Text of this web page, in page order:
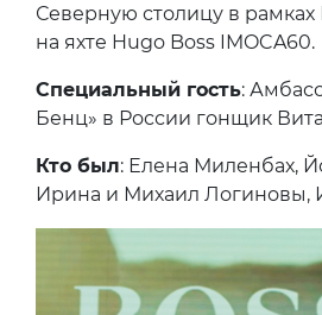
Северную столицу в рамках
на яхте Hugo Boss IMOCA60.
Специальный гость:
Бенц» в России гонщик
Кто был: Елена Миленбах,
Ирина и Михаил Логиновы,